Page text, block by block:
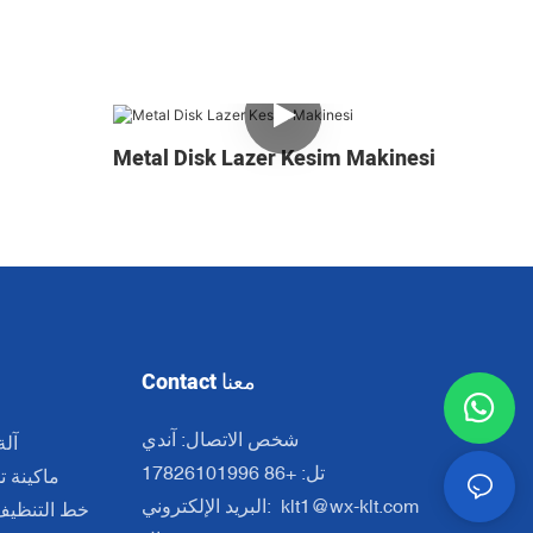
Metal Disk Lazer Kesim Makinesi
ماكينة
خط
Contact معنا
شخص الاتصال: آندي
تل: +86 17826101996
البريد الإلكتروني: klt1@wx-klt.com